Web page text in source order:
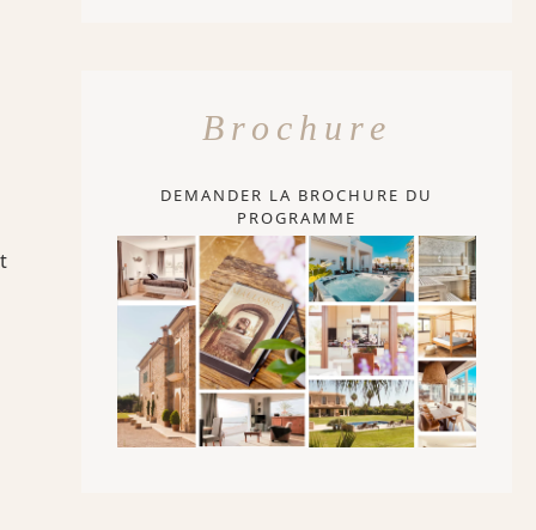
Brochure
DEMANDER LA BROCHURE DU
PROGRAMME